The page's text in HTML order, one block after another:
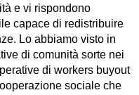
e vi rispondono
capace di redistribuire
Lo abbiamo visto in
di comunità sorte nei
di workers buyout
sociale che